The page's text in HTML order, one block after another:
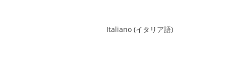
Italiano(イタリア語)